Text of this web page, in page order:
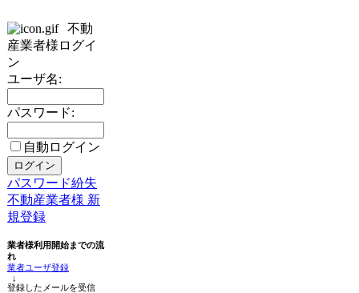
不動
産業者様ログイ
ン
ユーザ名:
パスワード:
自動ログイン
パスワード紛失
不動産業者様 新
規登録
業者様利用開始までの流
れ
業者ユーザ登録
↓
登録したメールを受信